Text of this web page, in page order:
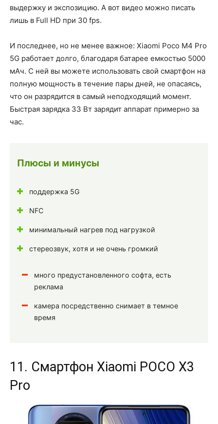
выдержку и экспозицию. А вот видео можно писать
лишь в Full HD при 30 fps.
И последнее, но не менее важное: Xiaomi Poco M4 Pro
5G работает долго, благодаря батарее емкостью 5000
мАч. С ней вы можете использовать свой смартфон на
полную мощность в течение пары дней, не опасаясь,
что он разрядится в самый неподходящий момент.
Быстрая зарядка 33 Вт зарядит аппарат примерно за
час.
Плюсы и минусы
поддержка 5G
NFC
минимальный нагрев под нагрузкой
стереозвук, хотя и не очень громкий
много предустановленного софта, есть
реклама
камера посредственно снимает в темное
время
11. Смартфон Xiaomi POCO X3
Pro